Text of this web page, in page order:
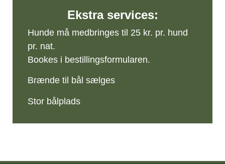
Ekstra services:
Hunde må medbringes til 25 kr. pr. hund
pr. nat.
Bookes i bestillingsformularen.
Brænde til bål sælges
Stor bålplads